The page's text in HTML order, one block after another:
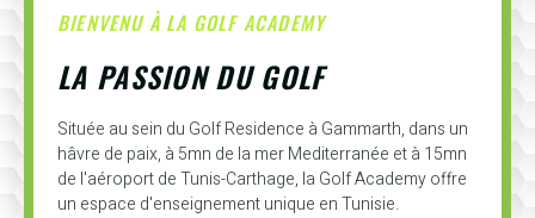
BIENVENU À LA GOLF ACADEMY
LA PASSION DU GOLF
Située au sein du Golf Residence à Gammarth, dans un
hâvre de paix, à 5mn de la mer Mediterranée et à 15mn
de l'aéroport de Tunis-Carthage, la Golf Academy offre
un espace d'enseignement unique en Tunisie.